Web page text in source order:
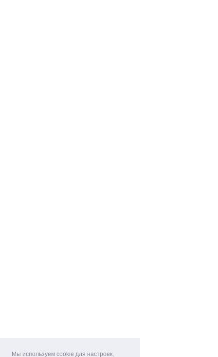
Мы используем cookie для настроек,